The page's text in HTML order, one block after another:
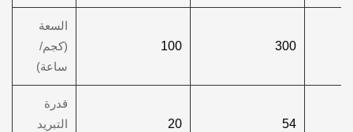
السعة
(كجم/
ساعة)
100 300
قدرة
التبريد
20 54